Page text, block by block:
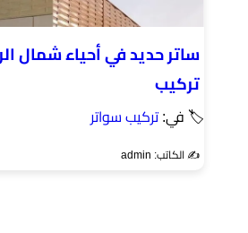
ساتر حديد في أحياء شمال
تركيب
🏷 في:تركيب سواتر
✍️ الكاتب: admin